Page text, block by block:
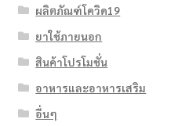
ผลิตภัณฑ์โควิด19
ยาใช้ภายนอก
สินค้าโปรโมชั่น
อาหารและอาหารเสริม
อื่นๆ